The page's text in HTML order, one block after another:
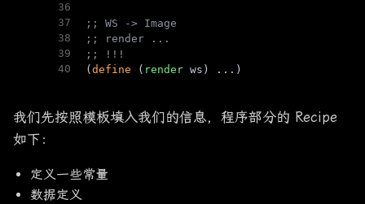
36
37
38
39
40
;; WS -> Image
;; render ...
;; !!!
(define ( render ws) ...)
我们先按照模板填入我们的信息，程序部分的 Recipe
如下：
定义一些常量
数据定义